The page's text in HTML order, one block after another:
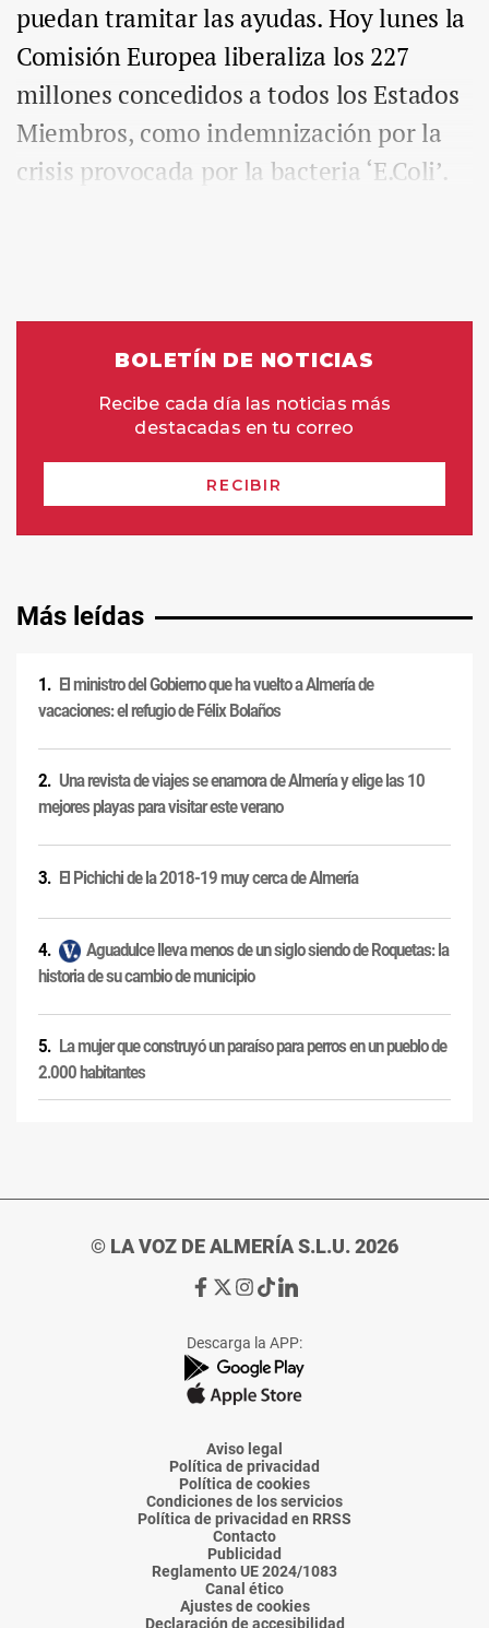
puedan tramitar las ayudas. Hoy lunes la
Comisión Europea liberaliza los 227
millones concedidos a todos los Estados
Miembros, como indemnización por la
crisis provocada por la bacteria ‘E.Coli’.
Más leídas
El ministro del Gobierno que ha vuelto a Almería de
vacaciones: el refugio de Félix Bolaños
Una revista de viajes se enamora de Almería y elige las 10
mejores playas para visitar este verano
El Pichichi de la 2018-19 muy cerca de Almería
Aguadulce lleva menos de un siglo siendo de Roquetas: la
historia de su cambio de municipio
La mujer que construyó un paraíso para perros en un pueblo de
2.000 habitantes
© LA VOZ DE ALMERÍA S.L.U. 2026
Ir
de
La
Voz
Almería
Ir
de
La
Voz
Almería
Ir
de
La
Voz
Almería
Ir
de
La
Voz
Almería
Ir
de
La
Voz
Descarga la APP:
Aviso legal
Política de privacidad
Política de cookies
Condiciones de los servicios
Política de privacidad en RRSS
Contacto
Publicidad
Reglamento UE 2024/1083
Canal ético
Ajustes de cookies
Declaración de accesibilidad